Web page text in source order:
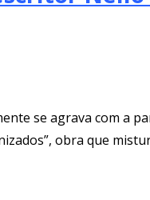
se agrava com a
obra que